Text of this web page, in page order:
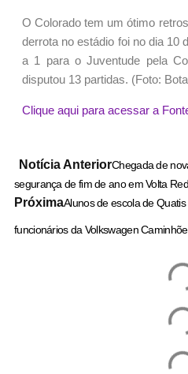
O Colorado tem um ótimo
derrota no estádio foi no dia 10
a 1 para o Juventude pela
disputou 13 partidas. (Foto:
Clique aqui para acessar a
Notícia AnteriorChegada de
segurança de fim de ano em Volta
PróximaAlunos de escola de
funcionários da Volkswagen